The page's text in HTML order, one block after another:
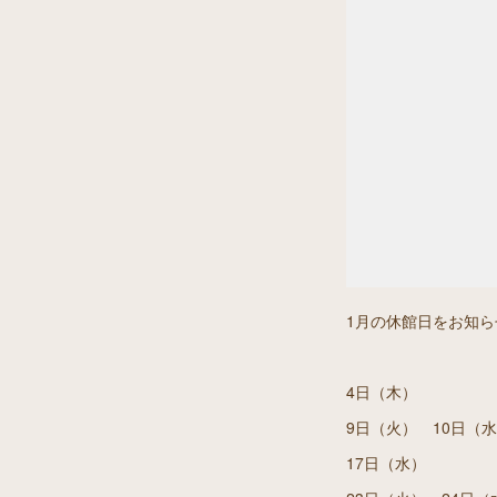
1月の休館日をお知ら
4日（木）
9日（火） 10日（水
17日（水）